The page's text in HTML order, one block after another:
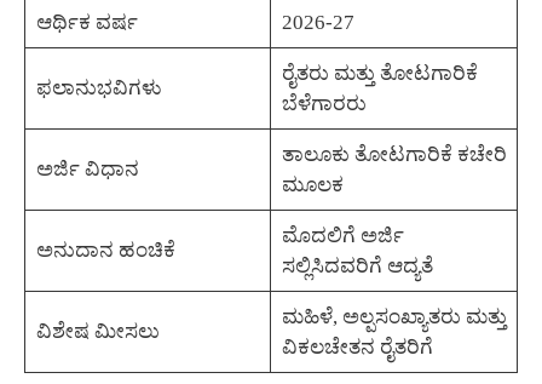
ಆರ್ಥಿಕ ವರ್ಷ 2026-27
ಫಲಾನುಭವಿಗಳು
ರೈತರು ಮತ್ತು ತೋಟಗಾರಿಕೆ
ಬೆಳೆಗಾರರು
ಅರ್ಜಿ ವಿಧಾನ
ತಾಲೂಕು ತೋಟಗಾರಿಕೆ ಕಚೇರಿ
ಮೂಲಕ
ಅನುದಾನ ಹಂಚಿಕೆ
ಮೊದಲಿಗೆ ಅರ್ಜಿ
ಸಲ್ಲಿಸಿದವರಿಗೆ ಆದ್ಯತೆ
ವಿಶೇಷ ಮೀಸಲು
ಮಹಿಳೆ, ಅಲ್ಪಸಂಖ್ಯಾತರು ಮತ್ತು
ವಿಕಲಚೇತನ ರೈತರಿಗೆ